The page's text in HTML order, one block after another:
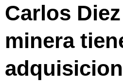
Carlos
minera